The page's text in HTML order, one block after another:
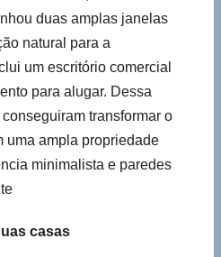
duas amplas janelas
natural para a
um escritório comercial
para alugar. Dessa
transformar o
uma ampla propriedade
minimalista e paredes
casas